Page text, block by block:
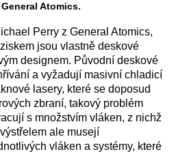
Atomics.
Perry z General Atomics,
jsou vlastně deskové
designem. Původní deskové
a vyžadují masivní chladicí
lasery, které se doposud
zbraní, takový problém
s množstvím vláken, z nichž
ale musejí
vláken a systémy, které